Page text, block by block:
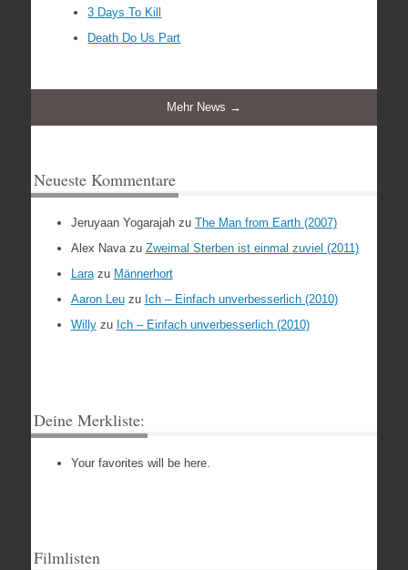
3 Days To Kill
Death Do Us Part
Mehr News →
Neueste Kommentare
Jeruyaan Yogarajahzu The Man from Earth (2007)
Alex Navazu Zweimal Sterben ist einmal zuviel (2011)
Larazu Männerhort
Aaron Leuzu Ich – Einfach unverbesserlich (2010)
Willyzu Ich – Einfach unverbesserlich (2010)
Deine Merkliste:
Your favorites will be here.
Filmlisten